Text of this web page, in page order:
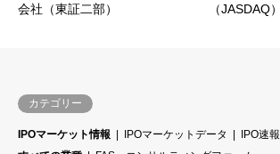
会社（東証二部）
（JASDAQ）
カテゴリー
IPOマーケット情報 IPOマーケットデータ
IPO速報